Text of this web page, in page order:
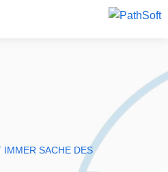
IMMER SACHE DES